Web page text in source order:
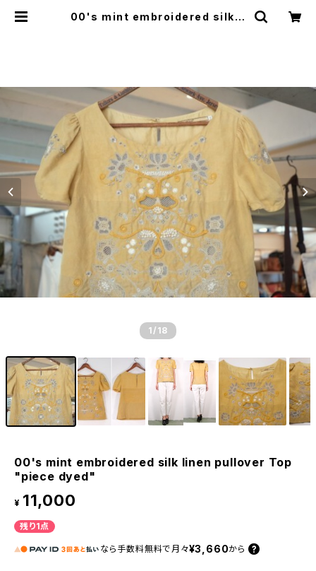
00's mint embroidered silk li
1 /18
00's mint embroidered silk linen pullover Top
"piece dyed"
¥ 11,000
残り1点
なら 手数料無料で 月々¥3,660から